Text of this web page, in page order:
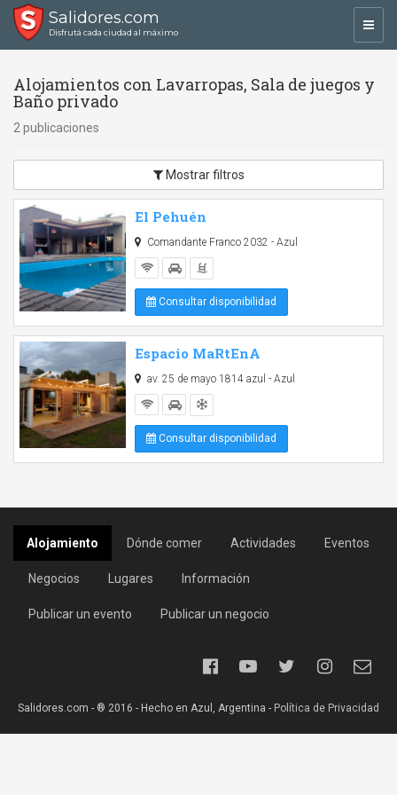
Salidores.com
Disfrutá cada ciudad al máximo
Alojamientos con Lavarropas, Sala de juegos y
Baño privado
2 publicaciones
Mostrar filtros
El Pehuén
Comandante Franco 2032 - Azul
Consultar disponibilidad
Espacio MaRtEnA
av. 25 de mayo 1814 azul - Azul
Consultar disponibilidad
Alojamiento Dónde comer Actividades Eventos
Negocios Lugares Información
Publicar un evento Publicar un negocio
Salidores.com - ® 2016 - Hecho en Azul, Argentina - Política de Privacidad